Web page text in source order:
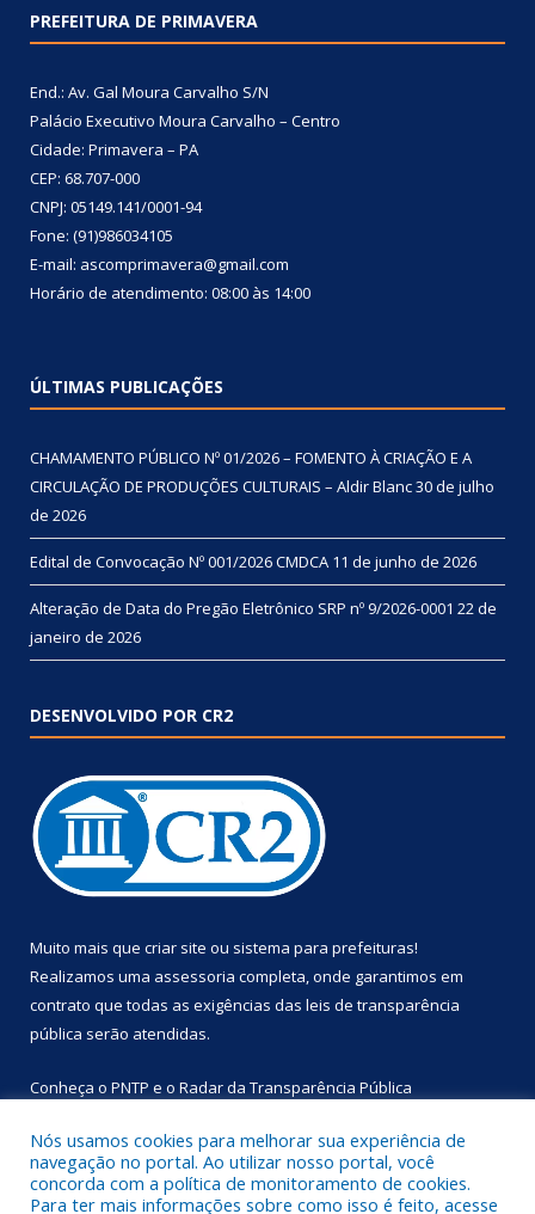
PREFEITURA DE PRIMAVERA
End.: Av. Gal Moura Carvalho S/N
Palácio Executivo Moura Carvalho – Centro
Cidade: Primavera – PA
CEP: 68.707-000
CNPJ: 05149.141/0001-94
Fone: (91)986034105
E-mail: ascomprimavera@gmail.com
Horário de atendimento: 08:00 às 14:00
ÚLTIMAS PUBLICAÇÕES
CHAMAMENTO PÚBLICO Nº 01/2026 – FOMENTO À CRIAÇÃO E A
CIRCULAÇÃO DE PRODUÇÕES CULTURAIS – Aldir Blanc30 de julho
de 2026
Edital de Convocação Nº 001/2026 CMDCA 11 de junho de 2026
Alteração de Data do Pregão Eletrônico SRP nº 9/2026-0001 22 de
janeiro de 2026
DESENVOLVIDO POR CR2
Muito mais que criar site ou sistema para prefeituras!
Realizamos uma assessoria completa, onde garantimos em
contrato que todas as exigências das leis de transparência
pública serão atendidas.
Conheça o PNTP e o Radar da Transparência Pública
Nós usamos cookies para melhorar sua experiência de
navegação no portal. Ao utilizar nosso portal, você
concorda com a política de monitoramento de cookies.
Para ter mais informações sobre como isso é feito, acesse